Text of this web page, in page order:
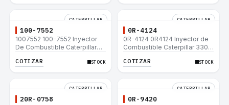
CATERPILLAR
100-7552
1007552 100-7552 Inyector
De Combustible Caterpillar®
12H 140G 950B
COTIZAR STOCK
CATERPILLAR
0R-4124
0R-4124 0R4124 Inyector de
Combustible Caterpillar 3306
160H D6R D6H D6R
COTIZAR STOCK
CATERPILLAR
20R-0758
CATERPILLAR
0R-9420